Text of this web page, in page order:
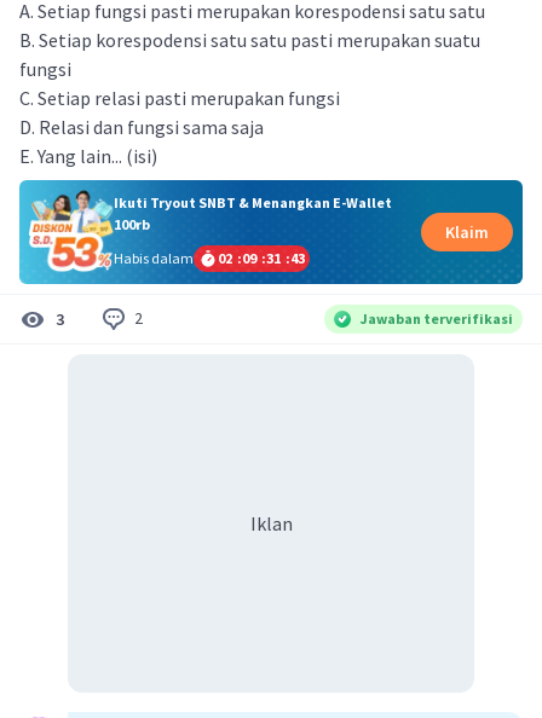
A. Setiap fungsi pasti merupakan korespodensi satu satu
B. Setiap korespodensi satu satu pasti merupakan suatu
fungsi
C. Setiap relasi pasti merupakan fungsi
D. Relasi dan fungsi sama saja
E. Yang lain... (isi)
Ikuti Tryout SNBT & Menangkan E-Wallet
100rb
Habis dalam
02 :09 :31 :42
Klaim
3 2 Jawaban terverifikasi
Iklan